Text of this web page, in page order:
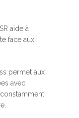
aide à
face aux
permet aux
avec